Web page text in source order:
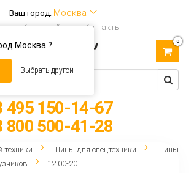
Ваш город: Москва
Москва ?
Выбрать другой
Карта сайта Контакты
0
495 150-14-67
800 500-41-28
техники Шины для спецтехники
Шины
12.00-20